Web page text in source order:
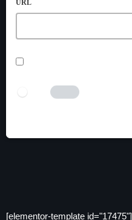
URL
I AM HUMAN
[elementor-template id="17475"]